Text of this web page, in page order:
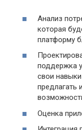
Анализ
которая
платформу
поддержка
свои
предлагать
Оценка